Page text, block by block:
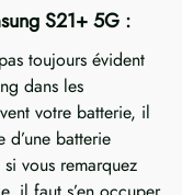
S21+ 5G :
toujours évident
dans les
votre batterie, il
d’une batterie
vous remarquez